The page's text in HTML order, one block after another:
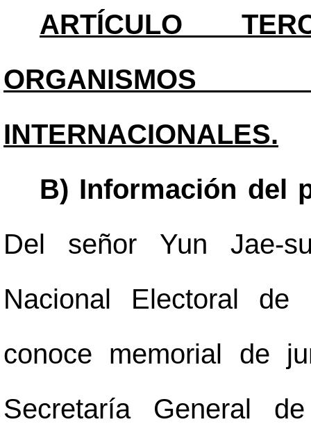
ARTÍCULO
INTERNACIONALES.
B) Información del
Del señor Yun Jae-
Nacional Electoral
conoce memorial de
Secretaría General